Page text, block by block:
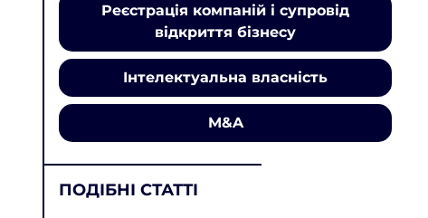
Реєстрація компаній і супровід
відкриття бізнесу
Інтелектуальна власність
M&A
ПОДІБНІ СТАТТІ